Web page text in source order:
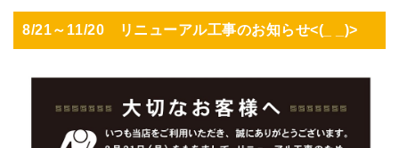
8/21～11/20 リニューアル工事のお知らせ<(_ _)>